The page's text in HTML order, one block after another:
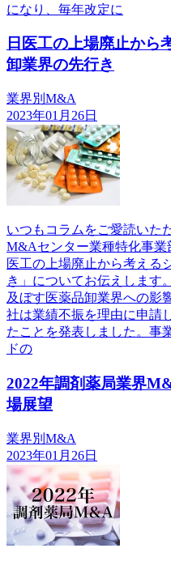
になり、毎年改定に
日医工の上場廃止から
卸業界の先行き
業界別M&A
2023年01月26日
いつもコラムをご愛読いた
M&Aセンター業種特化事業
医工の上場廃止から考える
き」についてお伝えします
及ぼす医薬品卸業界への影
社は業績不振を理由に申請
たことを発表しました。事
ドの
2022年調剤薬局業界
場展望
業界別M&A
2023年01月26日